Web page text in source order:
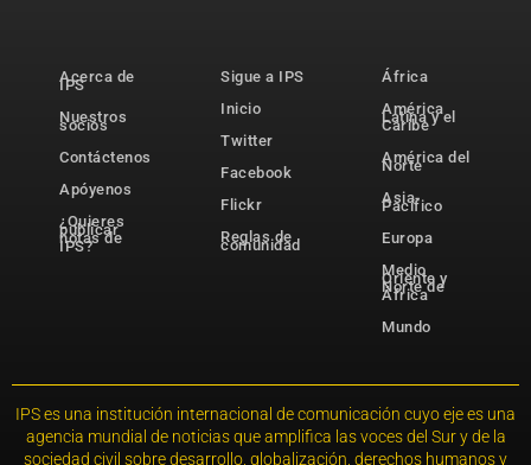
Acerca de
IPS
Nuestros
socios
Contáctenos
Apóyenos
¿Quieres
publicar
notas de
IPS?
Sigue a IPS
Inicio
Twitter
Facebook
Flickr
Reglas de
comunidad
África
América
Latina y el
Caribe
América del
Norte
Asia-
Pacífico
Europa
Medio
Oriente y
Norte de
África
Mundo
IPS es una institución internacional de comunicación cuyo eje es una
agencia mundial de noticias que amplifica las voces del Sur y de la
sociedad civil sobre desarrollo, globalización, derechos humanos y